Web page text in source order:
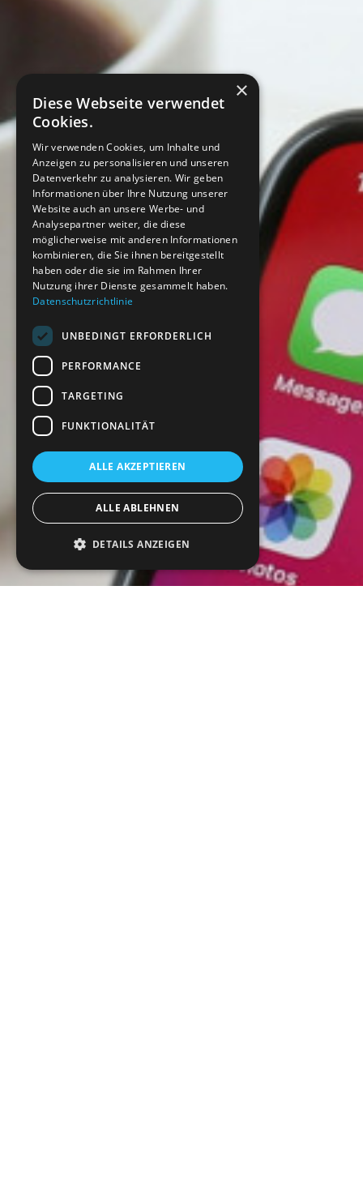
×
Diese Webseite verwendet
Cookies.
Wir verwenden Cookies, um Inhalte und
Anzeigen zu personalisieren und unseren
Datenverkehr zu analysieren. Wir geben
Informationen über Ihre Nutzung unserer
Website auch an unsere Werbe- und
Analysepartner weiter, die diese
möglicherweise mit anderen Informationen
kombinieren, die Sie ihnen bereitgestellt
haben oder die sie im Rahmen Ihrer
Nutzung ihrer Dienste gesammelt haben.
Datenschutzrichtlinie
UNBEDINGT ERFORDERLICH
PERFORMANCE
TARGETING
FUNKTIONALITÄT
ALLE AKZEPTIEREN
ALLE ABLEHNEN
DETAILS ANZEIGEN